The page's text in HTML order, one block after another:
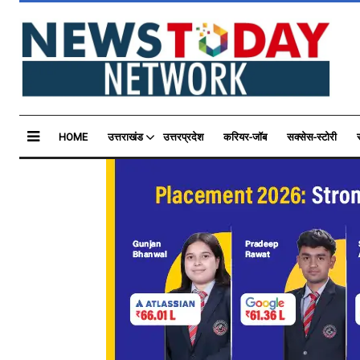
HOME उत्तराखंड उत्तरप्रदेश करियर-जॉब सक्सेस-स्टोरी